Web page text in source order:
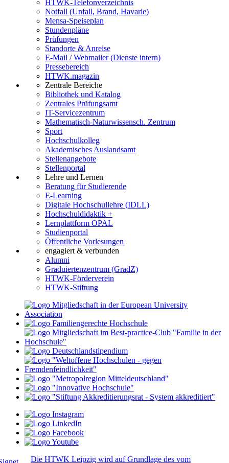
HTWK-Telefonverzeichnis
Notfall (Unfall, Brand, Havarie)
Mensa-Speiseplan
Stundenpläne
Prüfungen
Standorte & Anreise
E-Mail / Webmailer (Dienste intern)
Pressebereich
HTWK.magazin
Zentrale Bereiche
Bibliothek und Katalog
Zentrales Prüfungsamt
IT-Servicezentrum
Mathematisch-Naturwissensch. Zentrum
Sport
Hochschulkolleg
Akademisches Auslandsamt
Stellenangebote
Stellenportal
Lehre und Lernen
Beratung für Studierende
E-Learning
Digitale Hochschullehre (IDLL)
Hochschuldidaktik +
Lernplattform OPAL
Studienportal
Öffentliche Vorlesungen
engagiert & verbunden
Alumni
Graduiertenzentrum (GradZ)
HTWK-Förderverein
HTWK-Stiftung
Die HTWK Leipzig wird auf Grundlage des vom